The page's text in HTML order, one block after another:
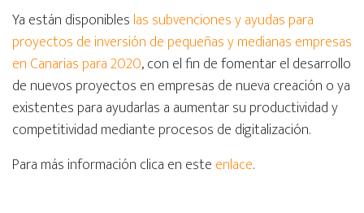
Ya están disponibles las subvenciones y ayudas para
proyectos de inversión de pequeñas y medianas empresas
en Canarias para 2020, con el fin de fomentar el desarrollo
de nuevos proyectos en empresas de nueva creación o ya
existentes para ayudarlas a aumentar su productividad y
competitividad mediante procesos de digitalización.
Para más información clica en este enlace.